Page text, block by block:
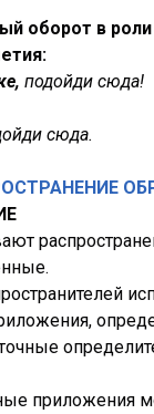
оборот в
подойди сюда!
сюда.
приложения